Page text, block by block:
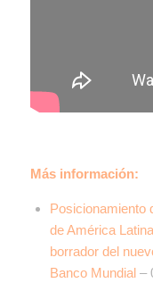
Más información:
Posicionamiento
de América
borrador del
Banco Mundial –